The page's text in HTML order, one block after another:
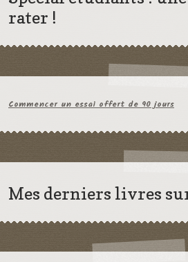
rater !
Commencer un essai offert de 90 jours
Mes derniers livres